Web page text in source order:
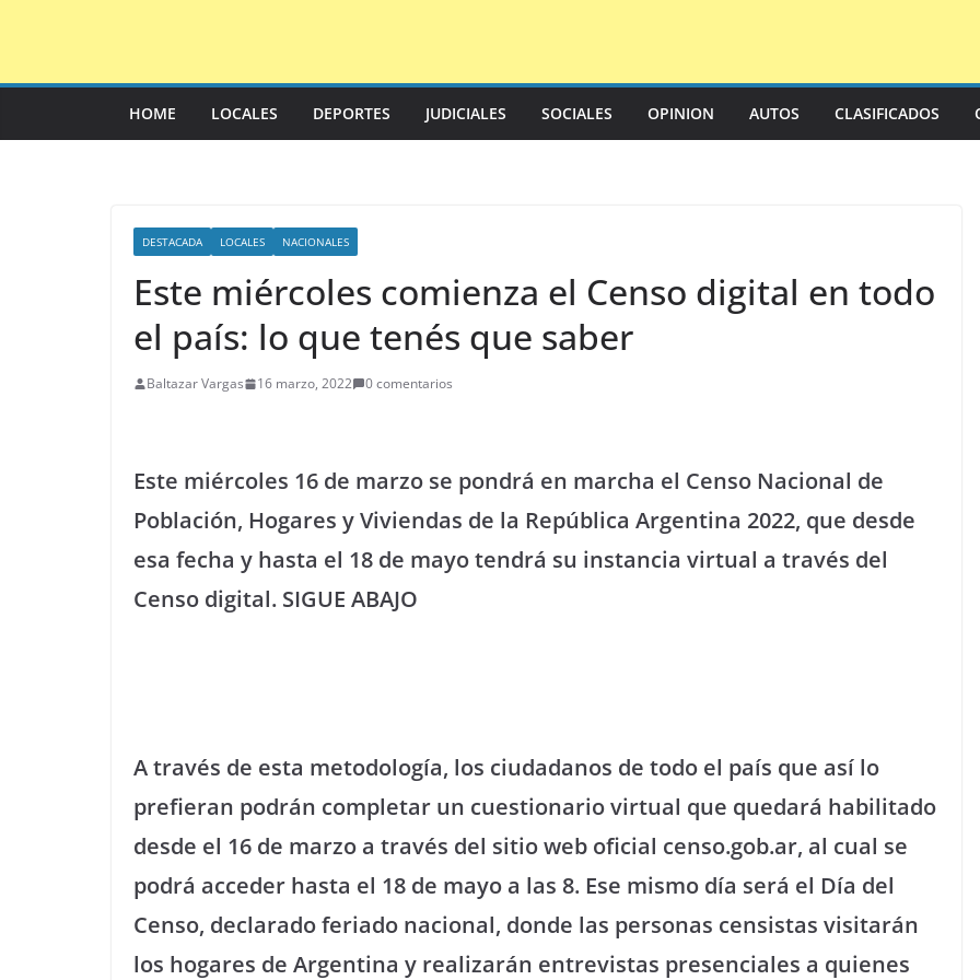
HOME LOCALES DEPORTES JUDICIALES SOCIALES OPINION AUTOS CLASIFICADOS
DESTACADA LOCALES NACIONALES
Este miércoles comienza el Censo digital en todo
el país: lo que tenés que saber
Baltazar Vargas 16 marzo, 2022 0 comentarios
Este miércoles 16 de marzo se pondrá en marcha el Censo Nacional de
Población, Hogares y Viviendas de la República Argentina 2022, que desde
esa fecha y hasta el 18 de mayo tendrá su instancia virtual a través del
Censo digital. SIGUE ABAJO
A través de esta metodología, los ciudadanos de todo el país que así lo
prefieran podrán completar un cuestionario virtual que quedará habilitado
desde el 16 de marzo a través del sitio web oficial censo.gob.ar, al cual se
podrá acceder hasta el 18 de mayo a las 8. Ese mismo día será el Día del
Censo, declarado feriado nacional, donde las personas censistas visitarán
los hogares de Argentina y realizarán entrevistas presenciales a quienes